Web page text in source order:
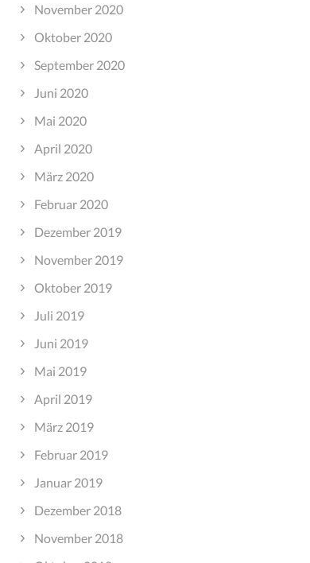
November 2020
Oktober 2020
September 2020
Juni 2020
Mai 2020
April 2020
März 2020
Februar 2020
Dezember 2019
November 2019
Oktober 2019
Juli 2019
Juni 2019
Mai 2019
April 2019
März 2019
Februar 2019
Januar 2019
Dezember 2018
November 2018